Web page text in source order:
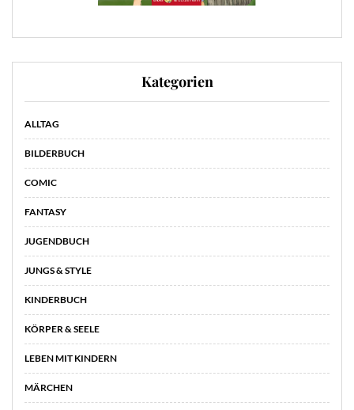
Kategorien
ALLTAG
BILDERBUCH
COMIC
FANTASY
JUGENDBUCH
JUNGS & STYLE
KINDERBUCH
KÖRPER & SEELE
LEBEN MIT KINDERN
MÄRCHEN